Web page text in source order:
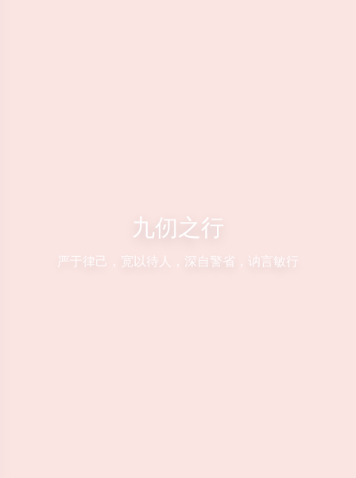
九仞之行
严于律己，宽以待人，深自警省，讷言敏行